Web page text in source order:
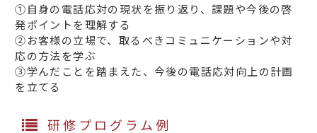
①自身の電話応対の現状を振り返り、課題や今後の啓
発ポイントを理解する
②お客様の立場で、取るべきコミュニケーションや対
応の方法を学ぶ
③学んだことを踏まえた、今後の電話応対向上の計画
を立てる
研修プログラム例